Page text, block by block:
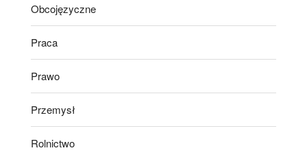
Obcojęzyczne
Praca
Prawo
Przemysł
Rolnictwo